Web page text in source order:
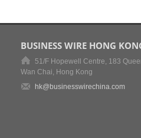
BUSINESS WIRE HONG
51/F Hopewell Centre, 183
Wan Chai, Hong Kong
hk@businesswirechina.com